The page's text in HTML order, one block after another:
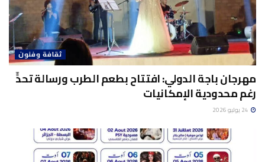
ثقافة وفنون
مهرجان باجة الدولي: افتتاح بطعم الطرب ورسالة تحدٍّ
رغم محدودية الإمكانيات